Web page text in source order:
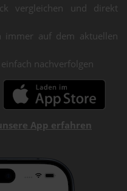
vergleichen und direkt
immer auf dem aktuellen
nachverfolgen
App erfahren